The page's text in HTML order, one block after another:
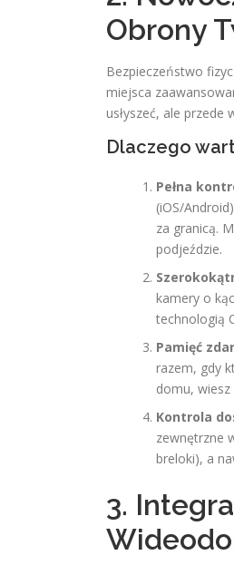
Obrony
Bezpieczeństwo
miejsca
usłyszeć, ale
Dlaczego
Pełna
(iOS/
za granicą.
podjeździe.
kamery o
technologią
Pamięć
razem, gdy
domu, wiesz
Kontrola
zewnętrzne
breloki), a
3.